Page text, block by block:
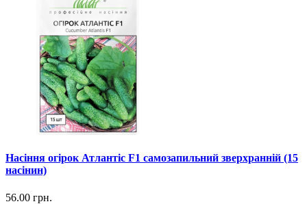
Насіння огірок Атлантіс F1 самозапильний зверхранній (15
насінин)
56.00 грн.